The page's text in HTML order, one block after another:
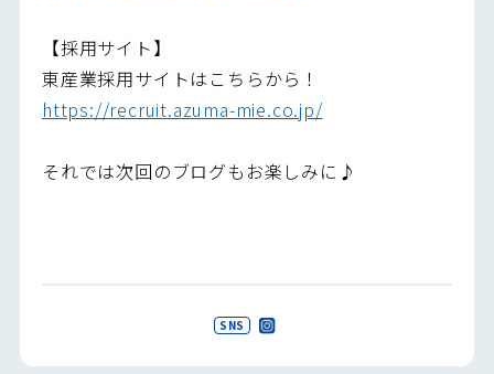
【採用サイト】
東産業採用サイトはこちらから！
https://recruit.azuma-mie.co.jp/
それでは次回のブログもお楽しみに♪
SNS